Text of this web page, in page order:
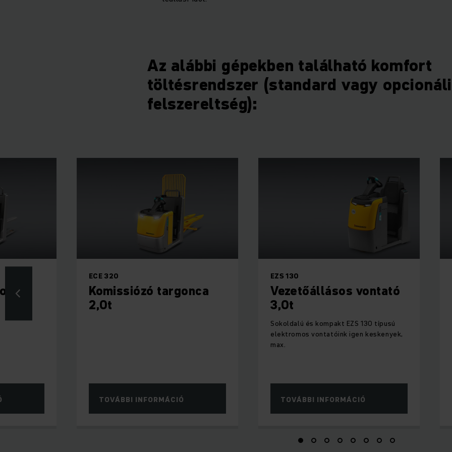
Az alábbi gépekben található komfort
töltésrendszer (standard vagy
felszereltség):
EZS 130
Vezetőállásos vontató
3,0t
Sokoldalú és kompakt EZS 130 típusú
elektromos vontatóink igen keskenyek,
max.
TOVÁBBI INFORMÁCIÓ
ECE 320
Komissiózó targonca
2,0t
TOVÁBBI INFORMÁCIÓ